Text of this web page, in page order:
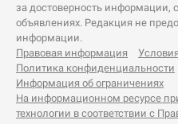
за достоверность
объявлениях. Редакция не
информации.
Правовая информация
Политика конфиденциальности
Информация об ограничениях
На информационном ресурсе
технологии в соответствии с